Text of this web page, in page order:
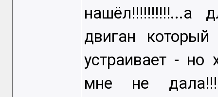
нашёл!!!!!!!!!!...а
двиган
устраивает - но
мне не